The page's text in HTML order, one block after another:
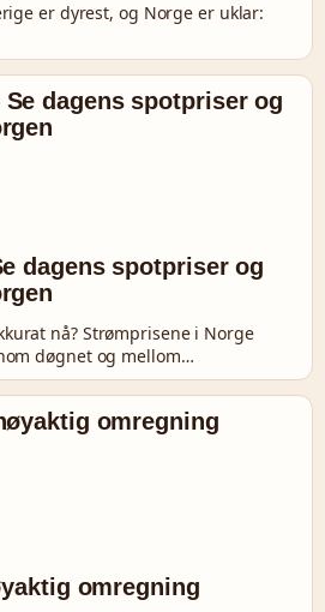
er dyrest, og Norge er uklar:
dagens spotpriser og
nå? Strømprisene i Norge
døgnet og mellom…
omregning